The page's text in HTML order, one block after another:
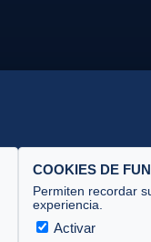
COOKIES DE
Permiten recordar
experiencia.
Activar